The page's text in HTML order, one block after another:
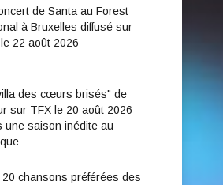
de Santa au Forest
à Bruxelles diffusé sur
22 août 2026
des cœurs brisés" de
sur TFX le 20 août 2026
une saison inédite au
20 chansons préférées des